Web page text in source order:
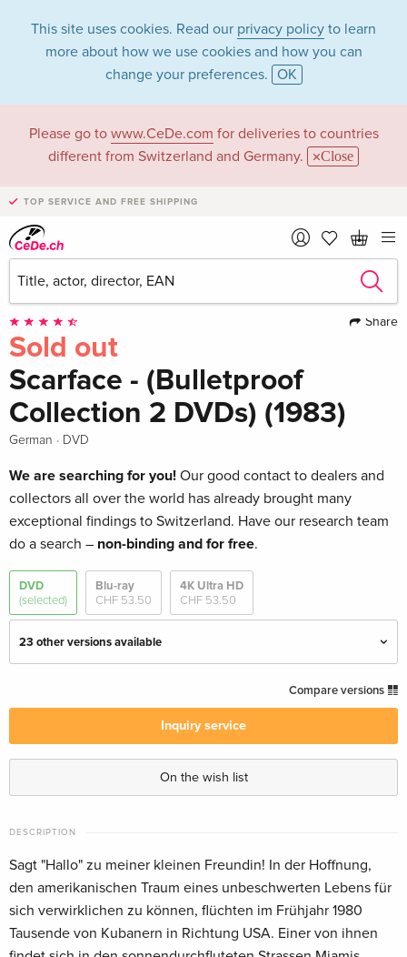
This site uses cookies. Read our privacy policy to learn
more about how we use cookies and how you can
change your preferences. OK
Please go to www.CeDe.com for deliveries to countries
different from Switzerland and Germany.
Close
TOP SERVICE AND FREE SHIPPING
Share
Sold out
Scarface - (Bulletproof
Collection 2 DVDs) (1983)
German · DVD
We are searching for you! Our good contact to dealers and
collectors all over the world has already brought many
exceptional findings to Switzerland. Have our research team
do a search – non-binding and for free.
DVD
(selected)
Blu-ray
CHF 53.50
4K Ultra HD
CHF 53.50
23 other versions available
CHF 14.50
English · US Version
Anniversary Edition, 2 DVDs
English · US Version
Anniversary Edition, Widescreen
Sold out
Compare versions
Inquiry service
On the wish list
DESCRIPTION
Sagt "Hallo" zu meiner kleinen Freundin! In der Hoffnung,
den amerikanischen Traum eines unbeschwerten Lebens für
sich verwirklichen zu können, flüchten im Frühjahr 1980
Tausende von Kubanern in Richtung USA. Einer von ihnen